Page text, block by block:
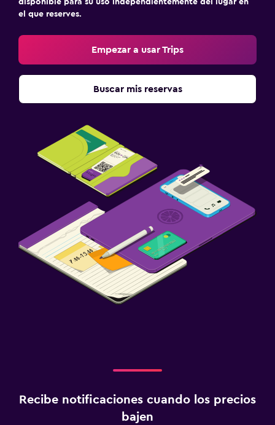
el que reserves.
Empezar a usar Trips
Buscar mis reservas
Recibe notificaciones cuando los precios
bajen